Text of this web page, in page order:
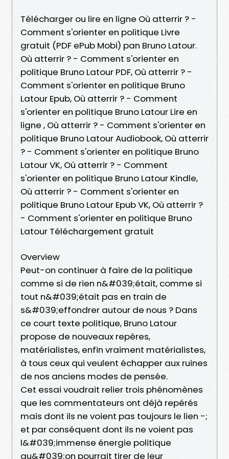
Télécharger ou lire en ligne Où atterrir ? -
Comment s'orienter en politique Livre
gratuit (PDF ePub Mobi) pan Bruno Latour.
Où atterrir ? - Comment s'orienter en
politique Bruno Latour PDF, Où atterrir ? -
Comment s'orienter en politique Bruno
Latour Epub, Où atterrir ? - Comment
s'orienter en politique Bruno Latour Lire en
ligne , Où atterrir ? - Comment s'orienter en
politique Bruno Latour Audiobook, Où atterrir
? - Comment s'orienter en politique Bruno
Latour VK, Où atterrir ? - Comment
s'orienter en politique Bruno Latour Kindle,
Où atterrir ? - Comment s'orienter en
politique Bruno Latour Epub VK, Où atterrir ?
- Comment s'orienter en politique Bruno
Latour Téléchargement gratuit
Overview
Peut-on continuer à faire de la politique
comme si de rien n&#039;était, comme si
tout n&#039;était pas en train de
s&#039;effondrer autour de nous ? Dans
ce court texte politique, Bruno Latour
propose de nouveaux repères,
matérialistes, enfin vraiment matérialistes,
à tous ceux qui veulent échapper aux ruines
de nos anciens modes de pensée.
Cet essai voudrait relier trois phénomènes
que les commentateurs ont déjà repérés
mais dont ils ne voient pas toujours le lien -;
et par conséquent dont ils ne voient pas
l&#039;immense énergie politique
qu&#039;on pourrait tirer de leur